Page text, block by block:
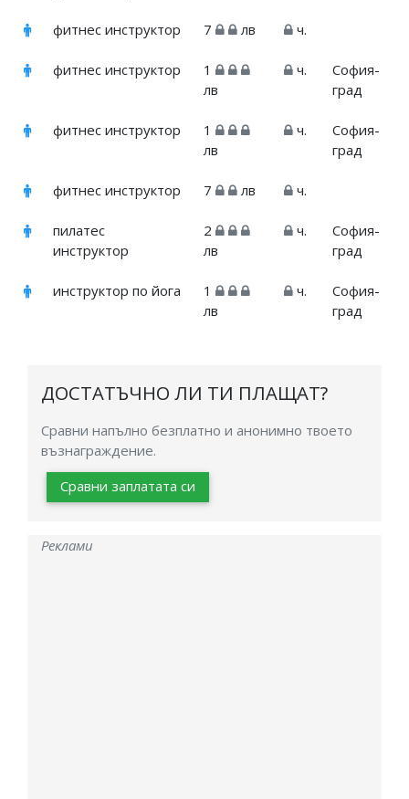
фитнес инструктор 7 лв ч.
фитнес инструктор
1
лв
ч.
София-
град
фитнес инструктор
1
лв
ч.
София-
град
фитнес инструктор 7 лв ч.
пилатес
инструктор
2
лв
ч.
София-
град
инструктор по йога
1
лв
ч.
София-
град
ДОСТАТЪЧНО ЛИ ТИ ПЛАЩАТ?
Сравни напълно безплатно и анонимно твоето
възнаграждение.
Сравни заплатата си
Реклами